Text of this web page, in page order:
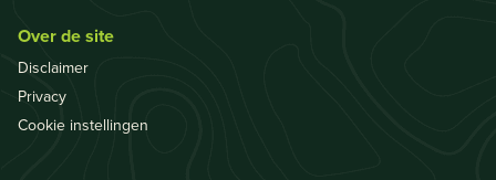
Over de site
Disclaimer
Privacy
Cookie instellingen